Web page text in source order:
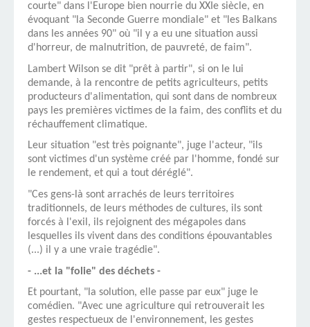
courte" dans l'Europe bien nourrie du XXIe siècle, en
évoquant "la Seconde Guerre mondiale" et "les Balkans
dans les années 90" où "il y a eu une situation aussi
d'horreur, de malnutrition, de pauvreté, de faim".
Lambert Wilson se dit "prêt à partir", si on le lui
demande, à la rencontre de petits agriculteurs, petits
producteurs d'alimentation, qui sont dans de nombreux
pays les premières victimes de la faim, des conflits et du
réchauffement climatique.
Leur situation "est très poignante", juge l'acteur, "ils
sont victimes d'un système créé par l'homme, fondé sur
le rendement, et qui a tout déréglé".
"Ces gens-là sont arrachés de leurs territoires
traditionnels, de leurs méthodes de cultures, ils sont
forcés à l'exil, ils rejoignent des mégapoles dans
lesquelles ils vivent dans des conditions épouvantables
(...) il y a une vraie tragédie".
- ...et la "folie" des déchets -
Et pourtant, "la solution, elle passe par eux" juge le
comédien. "Avec une agriculture qui retrouverait les
gestes respectueux de l'environnement, les gestes